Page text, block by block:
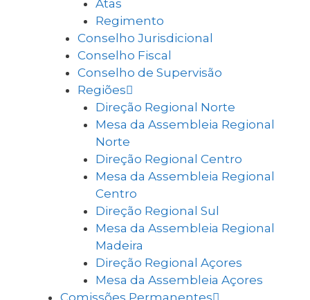
Atas
Regimento
Conselho Jurisdicional
Conselho Fiscal
Conselho de Supervisão
Regiões
Direção Regional Norte
Mesa da Assembleia Regional
Norte
Direção Regional Centro
Mesa da Assembleia Regional
Centro
Direção Regional Sul
Mesa da Assembleia Regional
Madeira
Direção Regional Açores
Mesa da Assembleia Açores
Comissões Permanentes